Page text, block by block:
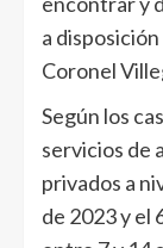
a
Coronel
Según los
servicios de
privados a
de 2023 y el